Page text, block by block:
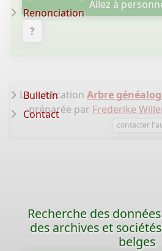
Allez à
?
La publication Arbre
préparée par Frederike
contacter
Renonciation
Bulletin
Contact
Recherche des
des archives et
belges